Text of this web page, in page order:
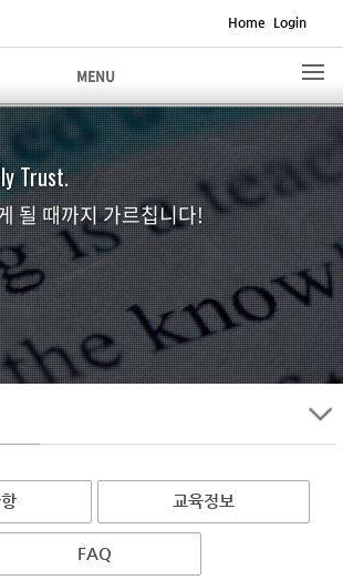
Home Login
MENU
Trust.
될 때까지 가르칩니다!
교육정보
FAQ